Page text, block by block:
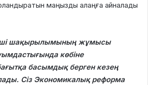
маңызды алаңға айналады
ші шақырылымының жұмысы
көбіне
басымдық берген кезең
Сіз Экономикалық реформа